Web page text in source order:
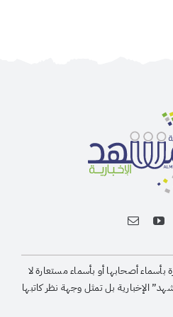
بأسماء أصحابها أو بأسماء مستعارة لا
الإخبارية بل تمثل وجهة نظر كاتبها